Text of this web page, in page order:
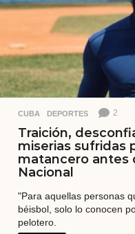
CUBA ,DEPORTES 2
Traición,
miserias sufridas
matancero antes
Nacional
"Para aquellas personas
béisbol, solo lo conocen
pelotero.